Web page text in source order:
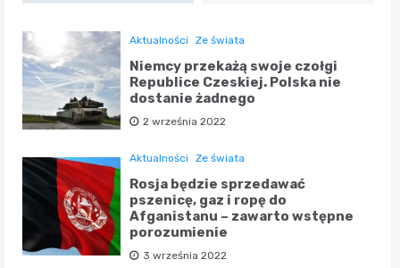
Aktualności Ze świata
Niemcy przekażą swoje czołgi
Republice Czeskiej. Polska nie
dostanie żadnego
2 września 2022
Aktualności Ze świata
Rosja będzie sprzedawać
pszenicę, gaz i ropę do
Afganistanu – zawarto wstępne
porozumienie
3 września 2022